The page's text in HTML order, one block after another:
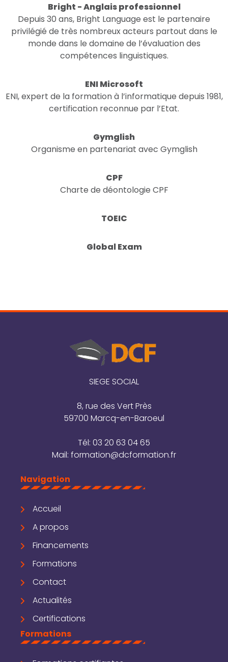
Bright - Anglais professionnel
Depuis 30 ans, Bright Language est le partenaire
privilégié de très nombreux acteurs partout dans le
monde dans le domaine de l’évaluation des
compétences linguistiques.
ENI Microsoft
ENI, expert de la formation à l’informatique depuis 1981,
certification reconnue par l’Etat.
Gymglish
Organisme en partenariat avec Gymglish
CPF
Charte de déontologie CPF
TOEIC
Global Exam
SIEGE SOCIAL
8, rue des Vert Près
59700 Marcq-en-Baroeul
Tél: 03 20 63 04 65
Mail: formation@dcformation.fr
Navigation
Accueil
A propos
Financements
Formations
Contact
Actualités
Certifications
Formations